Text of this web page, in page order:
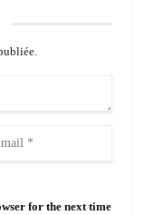
for the next time